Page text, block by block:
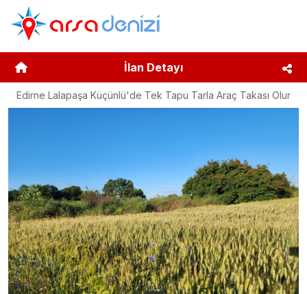
İlan Detayı
Edirne Lalapaşa Küçünlü'de Tek Tapu Tarla Araç Takası Olur